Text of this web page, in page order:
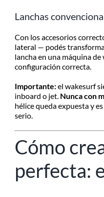
Lanchas
Con los accesorios
lateral — podés
lancha en una máquina de
configuración correcta.
Importante:el wakesurf
inboard o jet. Nunca con
hélice queda expuesta y
serio.
Cómo
perfecta: